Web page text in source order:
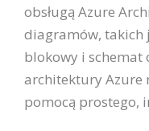
obsługą Azure
diagramów, takich
blokowy i schemat
architektury Azure
pomocą prostego,